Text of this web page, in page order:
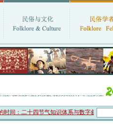
：二十四节气知识体系与数字叙事”研讨会